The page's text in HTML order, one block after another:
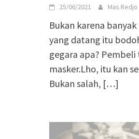
25/06/2021 Mas Redjo
Bukan karena
yang datang itu
gegara apa?
masker.Lho, itu kan
Bukan salah, […]